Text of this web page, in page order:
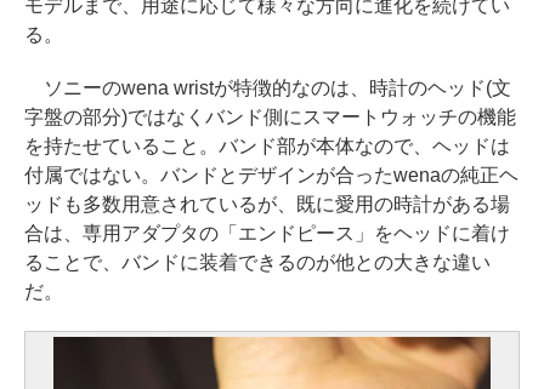
モデルまで、用途に応じて様々な方向に進化を続けてい
る。
ソニーのwena wristが特徴的なのは、時計のヘッド(文
字盤の部分)ではなくバンド側にスマートウォッチの機能
を持たせていること。バンド部が本体なので、ヘッドは
付属ではない。バンドとデザインが合ったwenaの純正ヘ
ッドも多数用意されているが、既に愛用の時計がある場
合は、専用アダプタの「エンドピース」をヘッドに着け
ることで、バンドに装着できるのが他との大きな違い
だ。